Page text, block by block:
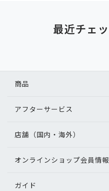
最近チェ
商品
アフターサービス
店舗（国内・海外）
オンラインショップ会員情報
ガイド